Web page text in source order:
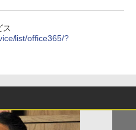
ス
list/office365/?